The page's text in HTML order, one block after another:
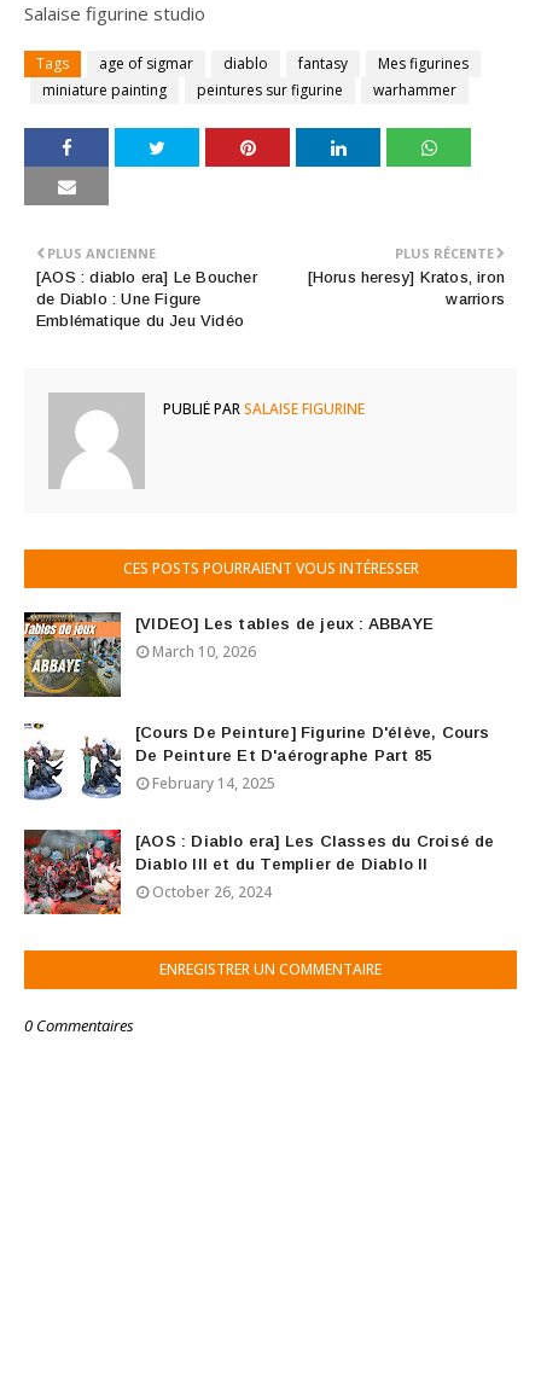
Salaise figurine studio
Tags age of sigmar diablo fantasy
Mes figurines
miniature painting
peintures sur figurine warhammer
PLUS RÉCENTE
[Horus heresy] Kratos, iron
warriors
PLUS ANCIENNE
[AOS : diablo era] Le Boucher
de Diablo : Une Figure
Emblématique du Jeu Vidéo
PUBLIÉ PARSALAISE FIGURINE
CES POSTS POURRAIENT VOUS INTÉRESSER
[VIDEO] Les tables de jeux : ABBAYE
March 10, 2026
[Cours De Peinture] Figurine D'élève, Cours
De Peinture Et D'aérographe Part 85
February 14, 2025
[AOS : Diablo era] Les Classes du Croisé de
Diablo III et du Templier de Diablo II
October 26, 2024
ENREGISTRER UN COMMENTAIRE
0 Commentaires